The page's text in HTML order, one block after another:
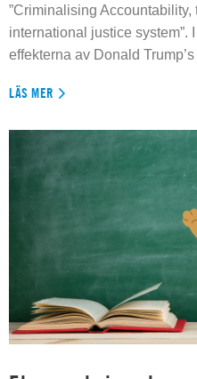
”Criminalising
international justice system”.
effekterna av Donald
LÄS MER